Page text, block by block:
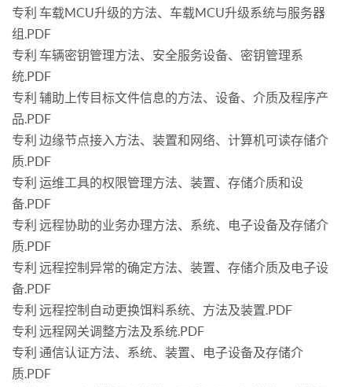
专利 车载MCU升级的方法、车载MCU升级系统与服务器
组.PDF
专利 车辆密钥管理方法、安全服务设备、密钥管理系
统.PDF
专利 辅助上传目标文件信息的方法、设备、介质及程序产
品.PDF
专利 边缘节点接入方法、装置和网络、计算机可读存储介
质.PDF
专利 运维工具的权限管理方法、装置、存储介质和设
备.PDF
专利 远程协助的业务办理方法、系统、电子设备及存储介
质.PDF
专利 远程控制异常的确定方法、装置、存储介质及电子设
备.PDF
专利 远程控制自动更换饵料系统、方法及装置.PDF
专利 远程网关调整方法及系统.PDF
专利 通信认证方法、系统、装置、电子设备及存储介
质.PDF